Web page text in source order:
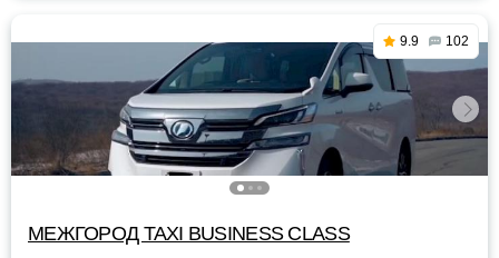
9.9 102
МЕЖГОРОД TAXI BUSINESS CLASS